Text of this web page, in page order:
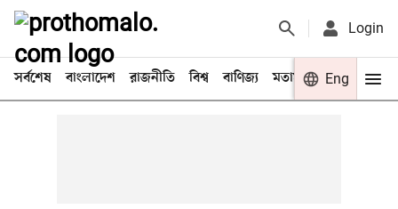
Login
সর্বশেষ বাংলাদেশ রাজনীতি বিশ্ব বাণিজ্য মতামত খেলা
Eng